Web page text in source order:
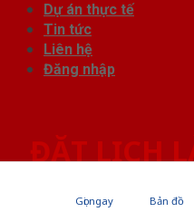
Dự án thực tế
Tin tức
Liên hệ
Đăng nhập
Gọi ngay Bản đồ
ĐẶT LỊCH